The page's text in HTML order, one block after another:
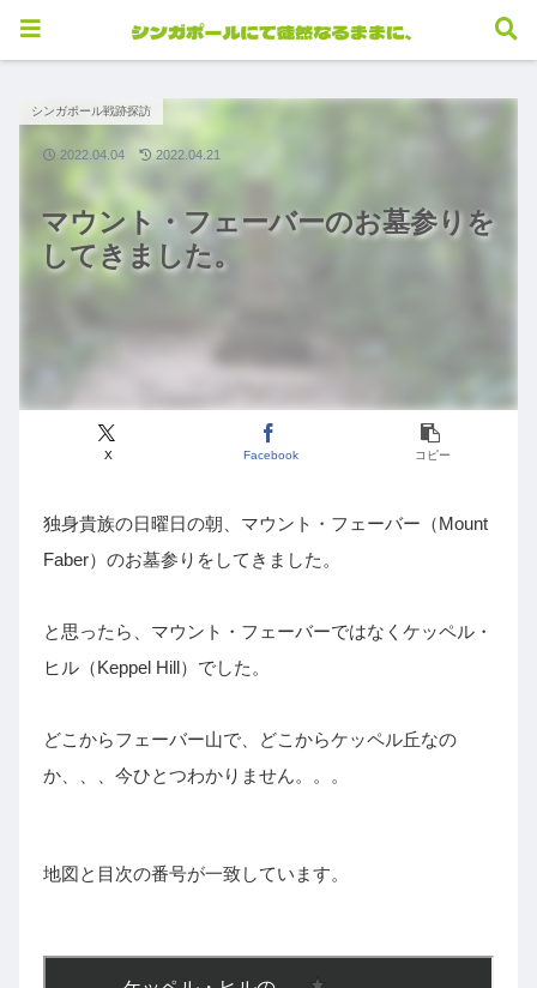
マウント・フェーバーのお墓参りを
してきました。
シンガポール戦跡探訪
X Facebook コピー
2022.04.04 2022.04.21
独身貴族の日曜日の朝、マウント・フェーバー（Mount
Faber）のお墓参りをしてきました。
と思ったら、マウント・フェーバーではなくケッペル・
ヒル（Keppel Hill）でした。
どこからフェーバー山で、どこからケッペル丘なの
か、、、今ひとつわかりません。。。
地図と目次の番号が一致しています。